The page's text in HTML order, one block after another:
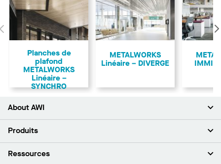
Précédent
Planches de
plafond
METALWORKS
Linéaire –
SYNCHRO
METALWORKS
Linéaire – DIVERGE
IMMIX
About AWI
À propos de nous
Espace presse
Produits
Plafonds
Ressources